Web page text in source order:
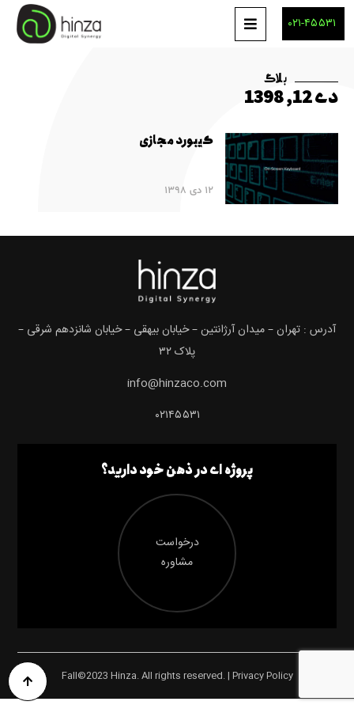
۰۲۱-۴۵۵۳۱
بلاگ
دی 12, 1398
کیبورد مجازی
12 دی 1398
آدرس : تهران – میدان آرژانتین – خیابان بیهقی – خیابان شانزدهم شرقی –
پلاک ۳۲
info@hinzaco.com
۰۲۱۴۵۵۳۱
پروژه ای در ذهن خود دارید؟
درخواست
مشاوره
Fall©2023 Hinza. All rights reserved. | Privacy Policy